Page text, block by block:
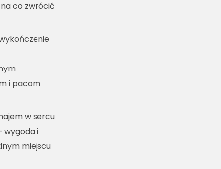
co zwrócić
i pacom
w sercu
wygoda i
miejscu